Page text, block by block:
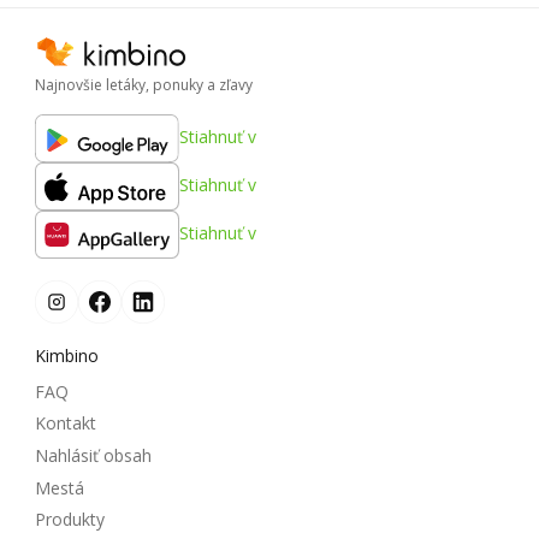
Najnovšie letáky, ponuky a zľavy
Stiahnuť v
Stiahnuť v
Stiahnuť v
Kimbino
FAQ
Kontakt
Nahlásiť obsah
Mestá
Produkty